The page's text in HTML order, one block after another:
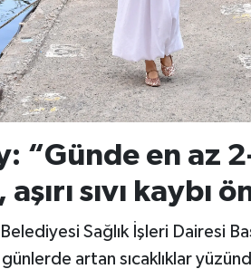
“Günde en az
sıvı kaybı
Sağlık İşleri Dairesi
artan sıcaklıklar